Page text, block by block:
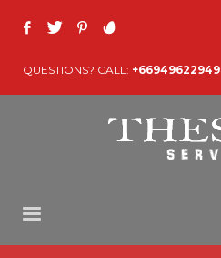
QUESTIONS? CALL: +66949622949